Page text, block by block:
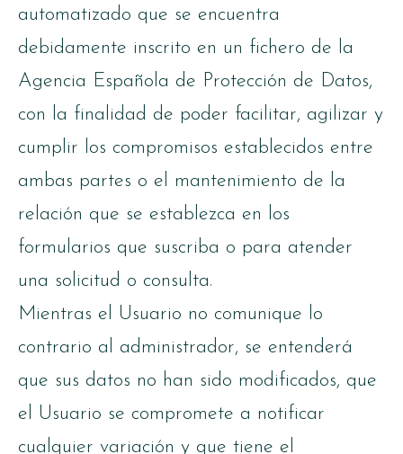
automatizado que se encuentra
debidamente inscrito en un fichero de la
Agencia Española de Protección de Datos,
con la finalidad de poder facilitar, agilizar y
cumplir los compromisos establecidos entre
ambas partes o el mantenimiento de la
relación que se establezca en los
formularios que suscriba o para atender
una solicitud o consulta.
Mientras el Usuario no comunique lo
contrario al administrador, se entenderá
que sus datos no han sido modificados, que
el Usuario se compromete a notificar
cualquier variación y que tiene el